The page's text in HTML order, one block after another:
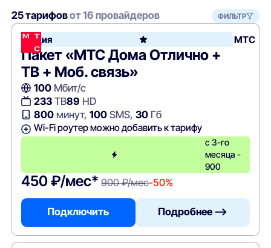
25 тарифовот 16 провайдеров ФИЛЬТР
Акция МТС
Пакет «МТС Дома Отлично +
ТВ + Моб. связь»
100Мбит/с
233ТВ89 HD
800минут, 100SMS, 30Гб
Wi-Fi роутер можно добавить к тарифу
с 3-го
месяца -
900
450 ₽/мес* 900 ₽/мес-50%
Подключить Подробнее —>